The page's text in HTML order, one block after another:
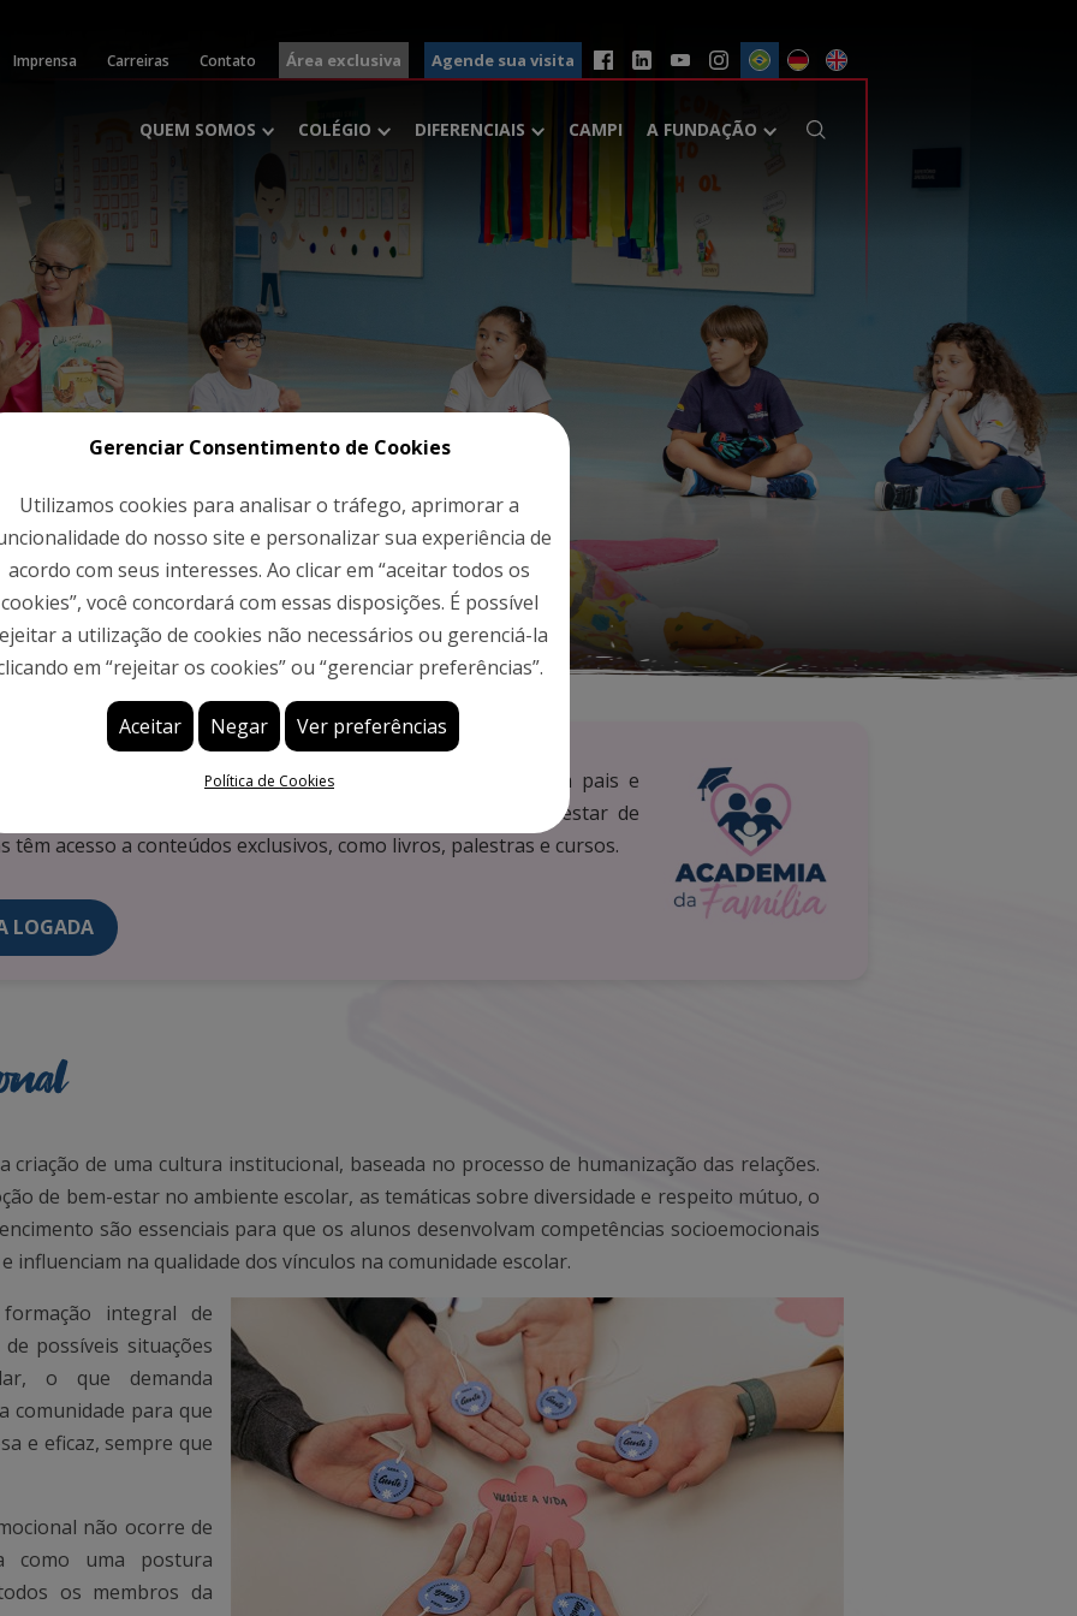
Imprensa Carreiras Contato Área exclusiva Agende sua visita
QUEM SOMOS COLÉGIO DIFERENCIAIS CAMPI A FUNDAÇÃO
propósito promover espaços dialógicos e formativos para pais e
parental e na promoção da saúde mental e do bem-estar de
têm acesso a conteúdos exclusivos, como livros, palestras e cursos.
LOGADA
criação de uma cultura institucional, baseada no processo de humanização das relações.
de bem-estar no ambiente escolar, as temáticas sobre diversidade e respeito mútuo, o
são essenciais para que os alunos desenvolvam competências socioemocionais
influenciam na qualidade dos vínculos na comunidade escolar.
integral de
possíveis situações
o que demanda
comunidade para que
e eficaz, sempre que
não ocorre de
como uma postura
os membros da
Gerenciar Consentimento de Cookies
Utilizamos cookies para analisar o tráfego, aprimorar a
do nosso site e personalizar sua experiência de
acordo com seus interesses. Ao clicar em “aceitar todos os
cookies”, você concordará com essas disposições. É possível
a utilização de cookies não necessários ou gerenciá-la
em “rejeitar os cookies” ou “gerenciar preferências”.
Aceitar Negar Ver preferências
Política de Cookies